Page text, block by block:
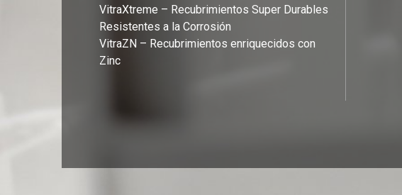
VitraXtreme – Recubrimientos Super Durables
Resistentes a la Corrosión
VitraZN – Recubrimientos enriquecidos con
Zinc